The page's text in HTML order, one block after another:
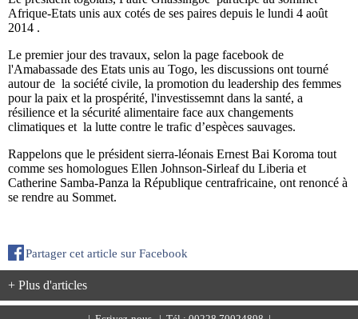
Afrique-Etats unis aux cotés de ses paires depuis le lundi 4 août
2014 .
Le premier jour des travaux, selon la page facebook de
l'Amabassade des Etats unis au Togo, les discussions ont tourné
autour de la société civile, la promotion du leadership des femmes
pour la paix et la prospérité, l'investissemnt dans la santé, a
résilience et la sécurité alimentaire face aux changements
climatiques et la lutte contre le trafic d’espèces sauvages.
Rappelons que le président sierra-léonais Ernest Bai Koroma tout
comme ses homologues Ellen Johnson-Sirleaf du Liberia et
Catherine Samba-Panza la République centrafricaine, ont renoncé à
se rendre au Sommet.
Partager cet article sur Facebook
+ Plus d'articles